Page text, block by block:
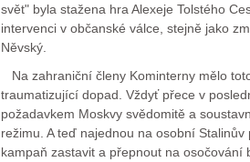
svět" byla stažena hra Alexeje Tolstého
intervenci v občanské válce, stejně jako
Něvský.
Na zahraniční členy Kominterny mělo
traumatizující dopad. Vždyť přece v
požadavkem Moskvy svědomitě a
režimu. A teď najednou na osobní
kampaň zastavit a přepnout na osočování